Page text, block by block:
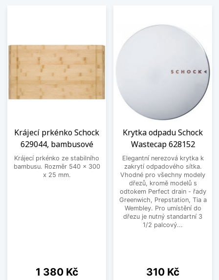
Krájecí prkénko Schock
629044, bambusové
Krájecí prkénko ze stabilního
bambusu. Rozměr 540 x 300
x 25 mm.
Cena
1 380 Kč
Krytka odpadu Schock
Wastecap 628152
Elegantní nerezová krytka k
zakrytí odpadového sítka.
Vhodné pro všechny modely
dřezů, kromě modelů s
odtokem Perfect drain - řady
Greenwich, Prepstation, Tia a
Wembley. Pro umístění do
dřezu je nutný standartní 3
1/2 palcový...
Cena
310 Kč